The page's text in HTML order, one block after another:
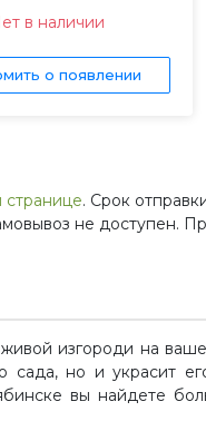
в наличии
о появлении
странице. Срок
не доступен.
изгороди на
сада, но и украсит
вы найдете